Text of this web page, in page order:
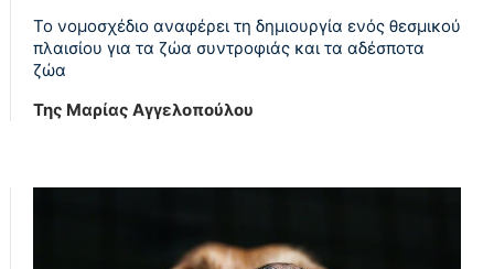
Το νομοσχέδιο αναφέρει τη δημιουργία ενός θεσμικού
πλαισίου για τα ζώα συντροφιάς και τα αδέσποτα
ζώα
Της Μαρίας Αγγελοπούλου